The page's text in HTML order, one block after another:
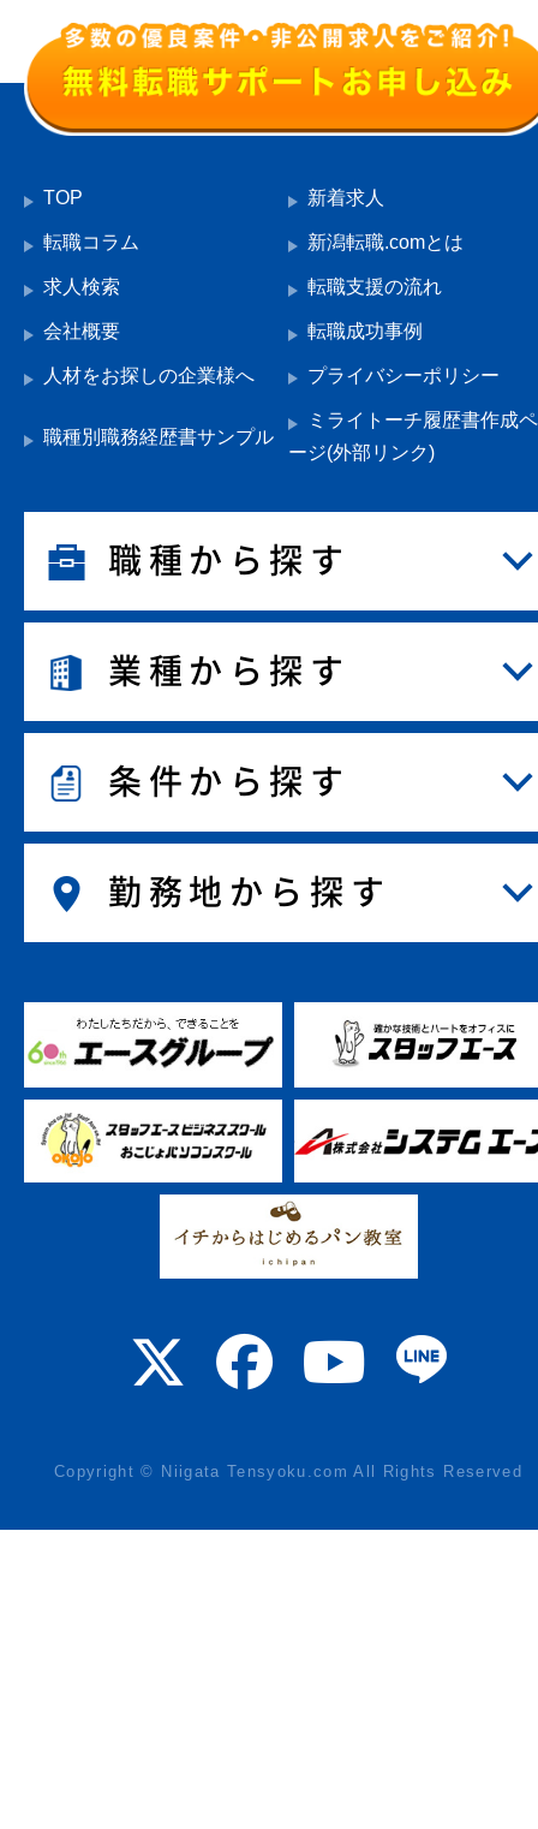
TOP 新着求人
転職コラム 新潟転職.comとは
求人検索 転職支援の流れ
会社概要 転職成功事例
人材をお探しの企業様へ プライバシーポリシー
職種別職務経歴書サンプル
ミライトーチ履歴書作成ペ
ージ(外部リンク)
職種から探す
業種から探す
条件から探す
勤務地から探す
Copyright © Niigata Tensyoku.com All Rights Reserved